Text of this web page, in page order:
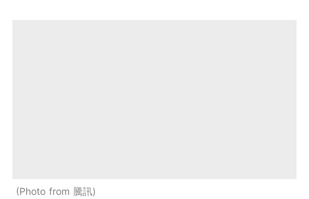
Photo from 騰訊